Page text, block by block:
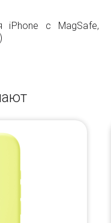
iPhone с MagSafe,